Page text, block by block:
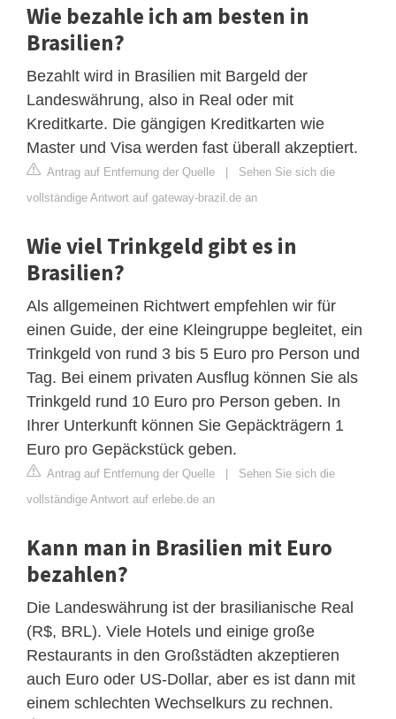
Wie bezahle ich am besten in
Brasilien?
Bezahlt wird in Brasilien mit Bargeld der
Landeswährung, also in Real oder mit
Kreditkarte. Die gängigen Kreditkarten wie
Master und Visa werden fast überall akzeptiert.
Antrag auf Entfernung der Quelle | Sehen Sie sich die
vollständige Antwort auf gateway-brazil.de an
Wie viel Trinkgeld gibt es in
Brasilien?
Als allgemeinen Richtwert empfehlen wir für
einen Guide, der eine Kleingruppe begleitet, ein
Trinkgeld von rund 3 bis 5 Euro pro Person und
Tag. Bei einem privaten Ausflug können Sie als
Trinkgeld rund 10 Euro pro Person geben. In
Ihrer Unterkunft können Sie Gepäckträgern 1
Euro pro Gepäckstück geben.
Antrag auf Entfernung der Quelle | Sehen Sie sich die
vollständige Antwort auf erlebe.de an
Kann man in Brasilien mit Euro
bezahlen?
Die Landeswährung ist der brasilianische Real
(R$, BRL). Viele Hotels und einige große
Restaurants in den Großstädten akzeptieren
auch Euro oder US-Dollar, aber es ist dann mit
einem schlechten Wechselkurs zu rechnen.